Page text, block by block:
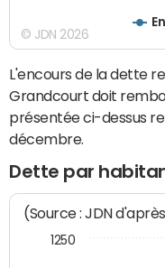
© JDN 2026
L'encours de la dette
Grandcourt doit
présentée ci-dessus
décembre.
Dette par
(Source : JDN
1250